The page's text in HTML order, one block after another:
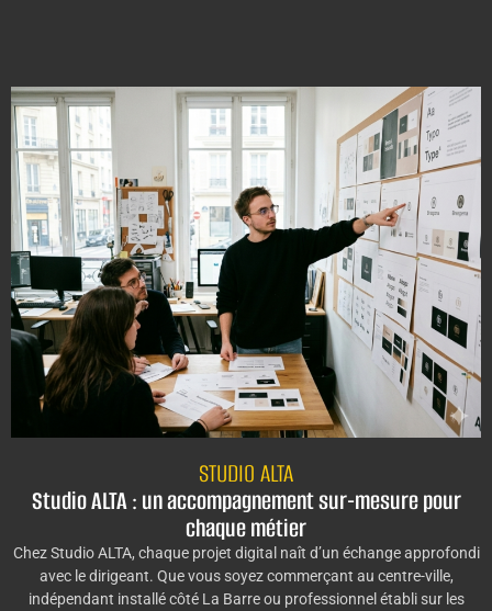
STUDIO ALTA
Studio ALTA : un accompagnement sur-mesure pour
chaque métier
Chez Studio ALTA, chaque projet digital naît d’un échange approfondi
avec le dirigeant. Que vous soyez commerçant au centre-ville,
indépendant installé côté La Barre ou professionnel établi sur les